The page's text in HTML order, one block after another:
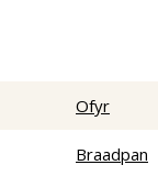
Ofyr
Braadpan